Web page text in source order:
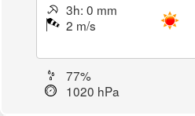
3h: 0 mm
2 m/s
77%
1020 hPa